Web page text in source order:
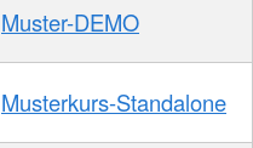
Muster-DEMO
Musterkurs-Standalone